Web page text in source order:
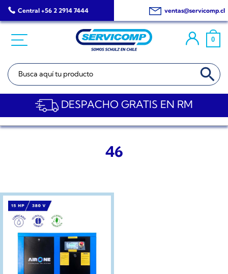
Saltar
al
Central +56 2 2914 7444 ventas@servicomp.cl
0
Buscar: BOTÓN DE
DESPACHO GRATIS EN RM
46